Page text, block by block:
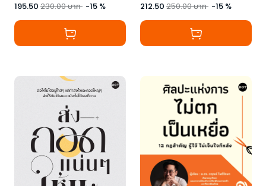
195.50 230.00บาท -15 % 212.50 250.00บาท -15 %